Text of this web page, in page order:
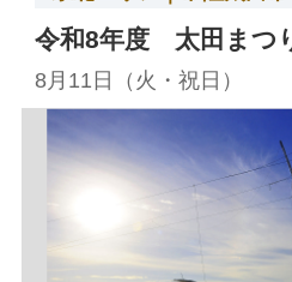
令和8年度 太田まつ
8月11日（火・祝日）